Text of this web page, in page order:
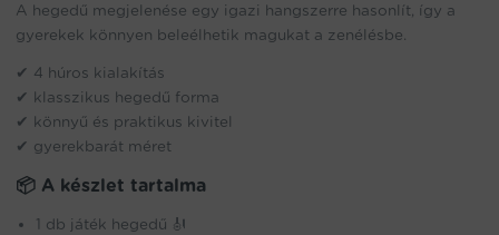
A hegedű megjelenése egy igazi hangszerre hasonlít, így a
gyerekek könnyen beleélhetik magukat a zenélésbe.
✔ 4 húros kialakítás
✔ klasszikus hegedű forma
✔ könnyű és praktikus kivitel
✔ gyerekbarát méret
📦 A készlet tartalma
1 db játék hegedű 🎻